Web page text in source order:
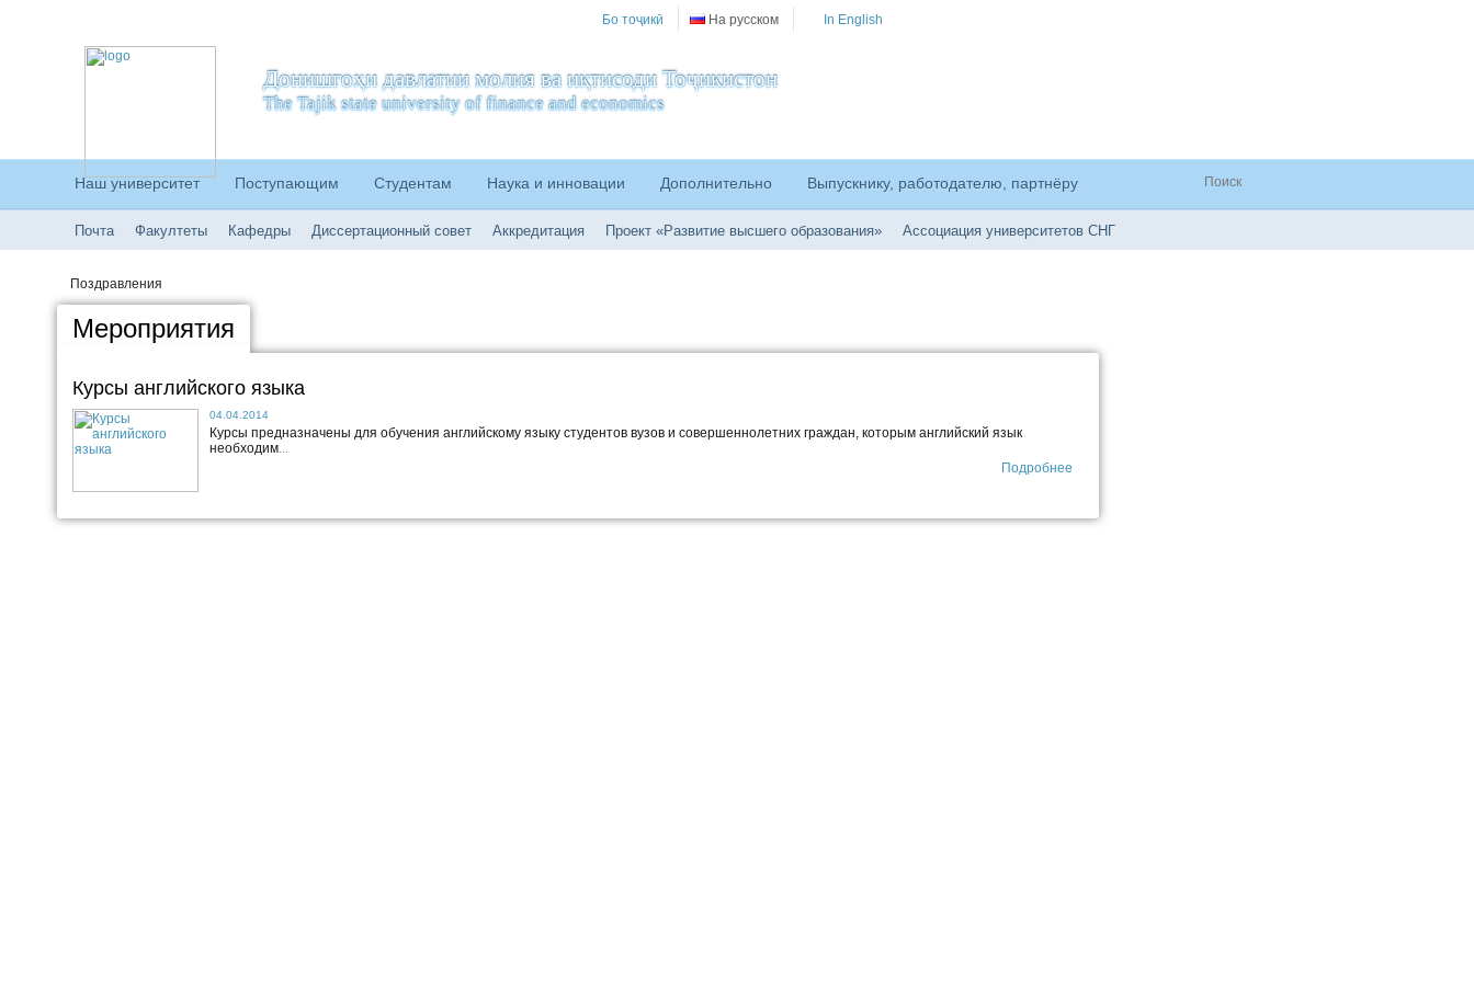
Бо тоҷикӣ На русском In English
Донишгоҳи давлатии молия ва иқтисоди Тоҷикистон
The Tajik state university of finance and economics
Наш университет Поступающим Студентам Наука и инновации Дополнительно Выпускнику, работодателю, партнёру
Почта Факултеты Кафедры Диссертационный совет Аккредитация Проект «Развитие высшего образования» Ассоциация университетов СНГ
Поздравления
Мероприятия
Курсы английского языка
04.04.2014
Курсы предназначены для обучения английскому языку студентов вузов и совершеннолетних граждан, которым английский язык
необходим...
Подробнее